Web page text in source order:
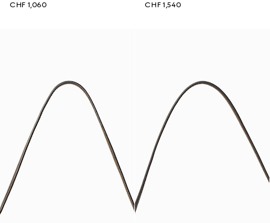
CHF 1,060
CHF 1,540